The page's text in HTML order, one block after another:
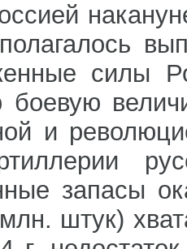
силы
боевую
и
запасы
штук)